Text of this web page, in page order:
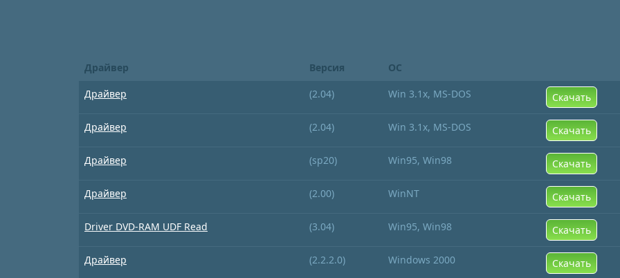
Драйвер Версия
ОС
Драйвер
(2.04) Win 3.1x, MS-DOS Скачать
Драйвер (2.04) Win 3.1x, MS-DOS Скачать
Драйвер (sp20) Win95, Win98 Скачать
Драйвер (2.00) WinNT Скачать
Driver DVD-RAM UDF Read (3.04) Win95, Win98 Скачать
Драйвер (2.2.2.0) Windows 2000 Скачать